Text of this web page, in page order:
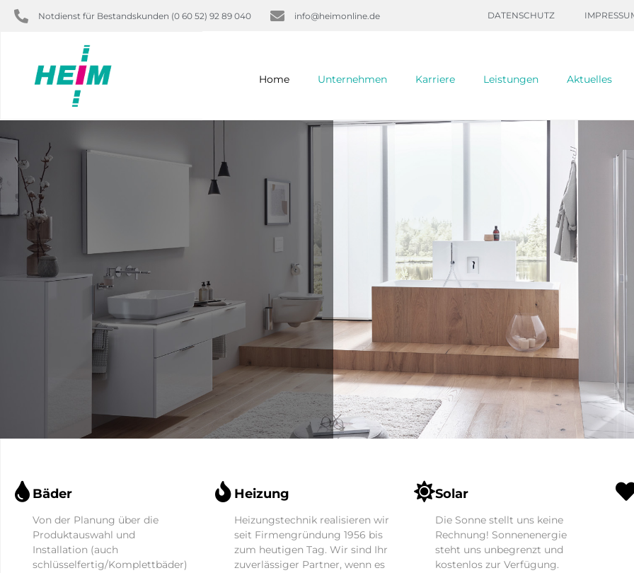
Notdienst für Bestandskunden (0 60 52) 92 89 040 info@heimonline.de DATENSCHUTZ
Home Unternehmen Karriere Leistungen Aktuelles
Informieren Sie sich
über uns und unser
Tätigkeitsfeld, lassen
Sie sich inspirieren und
Bäder
Von der Planung über die
Produktauswahl und
Installation (auch
schlüsselfertig/Komplettbäder)
Heizung
Heizungstechnik realisieren wir
seit Firmengründung 1956 bis
zum heutigen Tag. Wir sind Ihr
zuverlässiger Partner, wenn es
Solar
Die Sonne stellt uns keine
Rechnung! Sonnenenergie
steht uns unbegrenzt und
kostenlos zur Verfügung.